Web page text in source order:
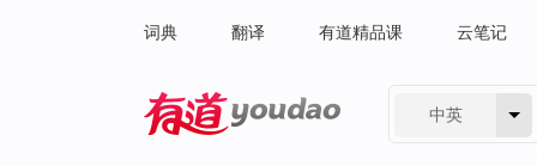
词典 翻译 有道精品课 云笔记
中英